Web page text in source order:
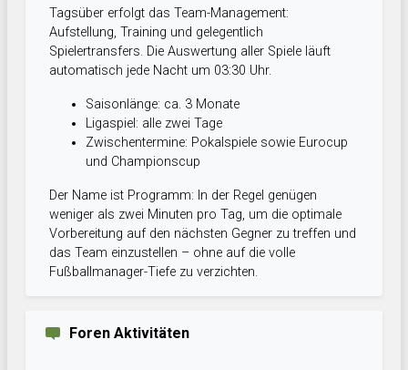
Tagsüber erfolgt das Team-Management:
Aufstellung, Training und gelegentlich
Spielertransfers. Die Auswertung aller Spiele läuft
automatisch jede Nacht um 03:30 Uhr.
Saisonlänge: ca. 3 Monate
Ligaspiel: alle zwei Tage
Zwischentermine: Pokalspiele sowie Eurocup
und Championscup
Der Name ist Programm: In der Regel genügen
weniger als zwei Minuten pro Tag, um die optimale
Vorbereitung auf den nächsten Gegner zu treffen und
das Team einzustellen – ohne auf die volle
Fußballmanager-Tiefe zu verzichten.
Foren Aktivitäten